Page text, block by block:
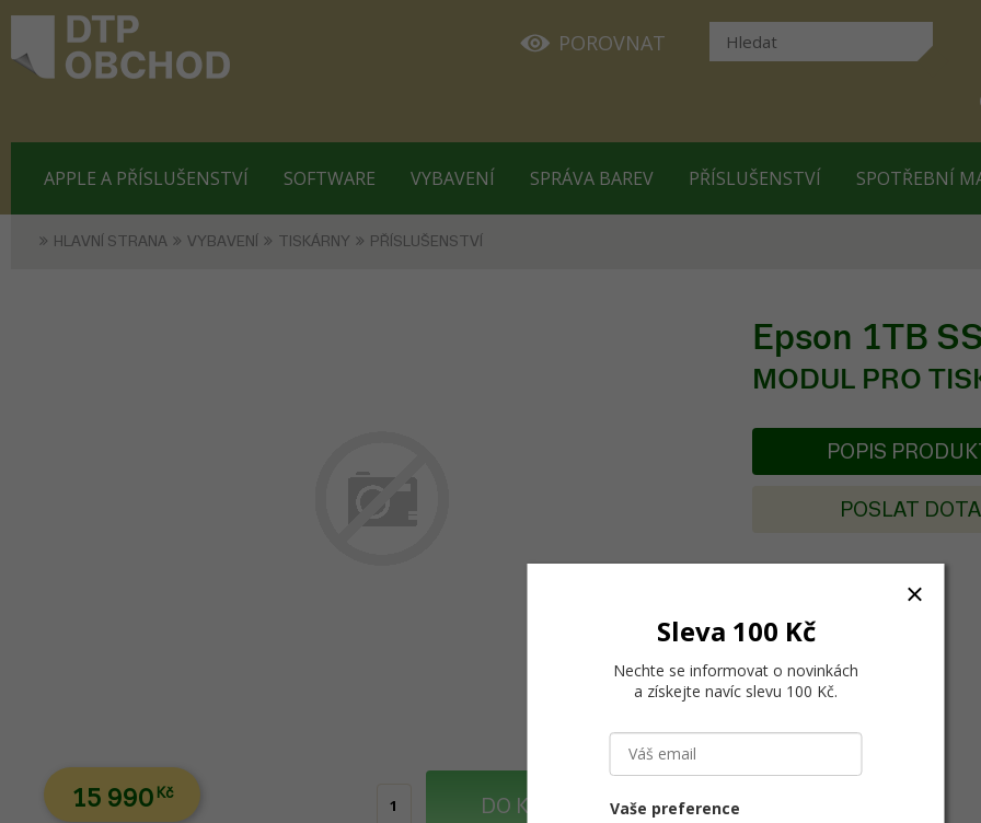
POROVNAT
APPLE A PŘÍSLUŠENSTVÍ SOFTWARE VYBAVENÍ SPRÁVA BAREV PŘÍSLUŠENSTVÍ SPOTŘEBNÍ
HLAVNÍ STRANA VYBAVENÍ TISKÁRNY PŘÍSLUŠENSTVÍ
Epson 1TB
MODUL PRO
15 990 Kč
DO KOŠÍKU
POPIS
POSLAT
Sleva 100 Kč
Nechte se informovat o novinkách
a získejte navíc slevu 100 Kč.
Vaše preference